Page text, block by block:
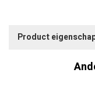
Product